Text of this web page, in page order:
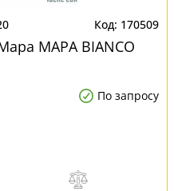
170509
MAPA BIANCO
По запросу